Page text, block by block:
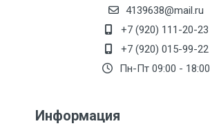
4139638@mail.ru
+7 (920) 111-20-23
+7 (920) 015-99-22
Пн-Пт 09:00 - 18:00
Информация